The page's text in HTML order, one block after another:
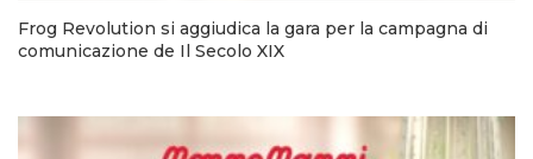
Frog Revolution si aggiudica la gara per la campagna di
comunicazione de Il Secolo XIX